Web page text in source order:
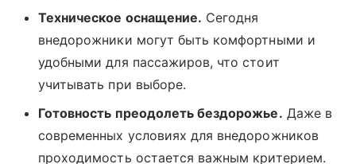
Техническое оснащение. Сегодня
внедорожники могут быть комфортными и
удобными для пассажиров, что стоит
учитывать при выборе.
Готовность преодолеть бездорожье. Даже в
современных условиях для внедорожников
проходимость остается важным критерием.